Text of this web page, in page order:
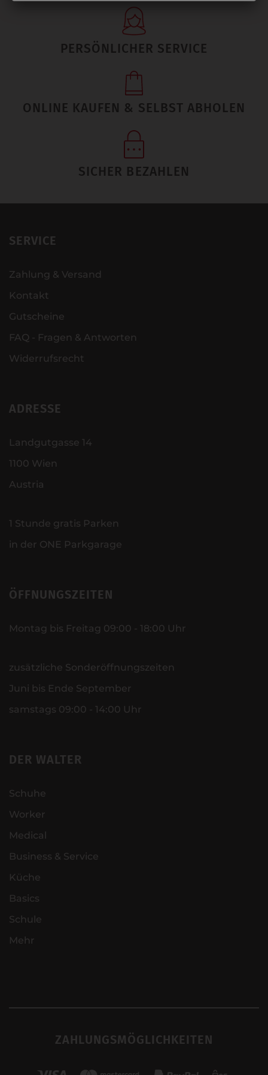
PERSÖNLICHER SERVICE
ONLINE KAUFEN & SELBST ABHOLEN
SICHER BEZAHLEN
SERVICE
Zahlung & Versand
Kontakt
Gutscheine
FAQ - Fragen & Antworten
Widerrufsrecht
ADRESSE
Landgutgasse 14
1100 Wien
Austria
1 Stunde gratis Parken
in der ONE Parkgarage
ÖFFNUNGSZEITEN
Montag bis Freitag 09:00 - 18:00 Uhr
zusätzliche Sonderöffnungszeiten
Juni bis Ende September
samstags 09:00 - 14:00 Uhr
DER WALTER
Schuhe
Worker
Medical
Business & Service
Küche
Basics
Schule
Mehr
ZAHLUNGSMÖGLICHKEITEN